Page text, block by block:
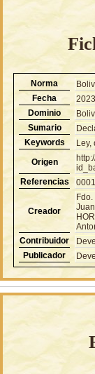
Norma
Fecha
Dominio
Sumario
Keywords
Ley,
Origen
Referencias
Creador
Contribuidor
Publicador